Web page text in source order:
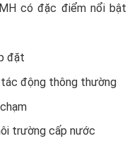
có đặc điểm nổi bật
đặt
động thông thường
trường cấp nước